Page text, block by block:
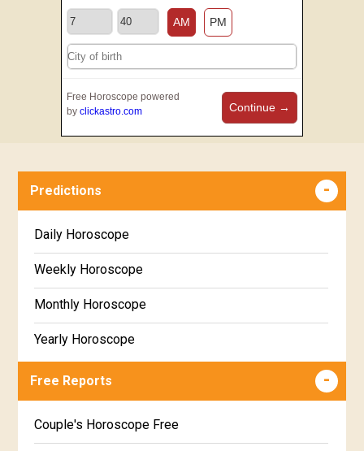
AM PM
Free Horoscope powered
by clickastro.com Continue →
Predictions
Daily Horoscope
Weekly Horoscope
Monthly Horoscope
Yearly Horoscope
Free Reports
Couple's Horoscope Free